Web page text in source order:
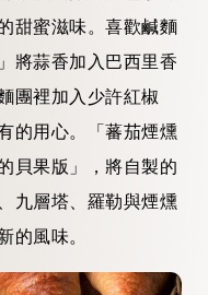
甜蜜滋味。喜歡鹹麵
將蒜香加入巴西里香
團裡加入少許紅椒
的用心。「蕃茄煙燻
貝果版」，將自製的
九層塔、羅勒與煙燻
的風味。